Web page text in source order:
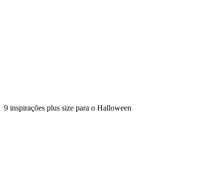
9 inspirações plus size para o Halloween